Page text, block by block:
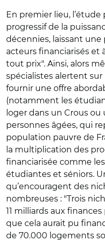
En premier lieu,
progressif de la
décennies, laissant une
acteurs financiarisés et
tout prix". Ainsi, alors
spécialistes alertent sur
fournir une offre
(notamment les
loger dans un Crous
personnes âgées, qui
population pauvre de
la multiplication des
financiarisée comme
étudiantes et séniors.
qu’encouragent des
nombreuses : "Trois
11 milliards aux
que cela aurait pu
de 70.000 logements